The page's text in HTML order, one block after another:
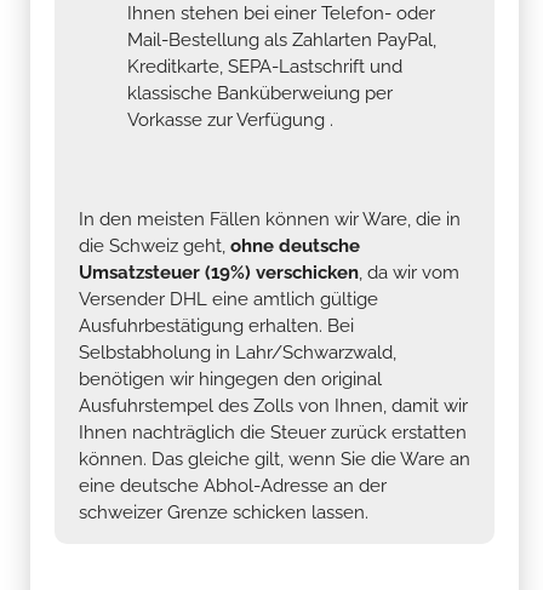
Ihnen stehen bei einer Telefon- oder
Mail-Bestellung als Zahlarten PayPal,
Kreditkarte, SEPA-Lastschrift und
klassische Banküberweiung per
Vorkasse zur Verfügung .
In den meisten Fällen können wir Ware, die in
die Schweiz geht, ohne deutsche
Umsatzsteuer (19%) verschicken, da wir vom
Versender DHL eine amtlich gültige
Ausfuhrbestätigung erhalten. Bei
Selbstabholung in Lahr/Schwarzwald,
benötigen wir hingegen den original
Ausfuhrstempel des Zolls von Ihnen, damit wir
Ihnen nachträglich die Steuer zurück erstatten
können. Das gleiche gilt, wenn Sie die Ware an
eine deutsche Abhol-Adresse an der
schweizer Grenze schicken lassen.